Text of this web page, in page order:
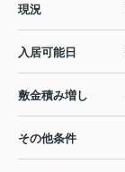
現況
入居可能日
敷金積み増し
その他条件